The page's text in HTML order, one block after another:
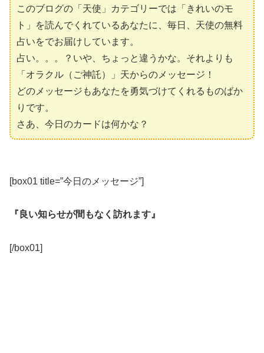
このブログの「天使」カテゴリーでは「きれいのモ
ト」を読んでくれているあなたに、毎日、天使の無料
占いをでお届けしています。
占い。。。？いや、ちょっと違うかな。それよりも
「オラクル（ご神託）」天からのメッセージ！
どのメッセージもあなたを勇気づけてくれるものばか
りです。
さあ、今日のカードは何かな？
[box01 title=”今日のメッセージ”]
『良い知らせが間もなく訪れます』
[/box01]